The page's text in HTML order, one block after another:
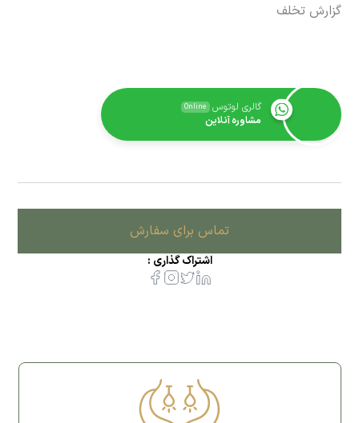
گزارش تخلف
گالری لوتوس Online
مشاوره آنلاین
تماس برای سفارش
اشتراک گذاری :